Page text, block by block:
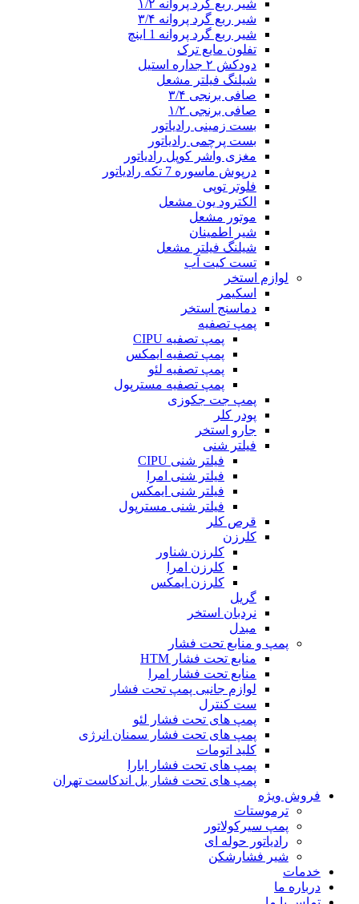
شیر ربع گرد پروانه ۱/۲
شیر ربع گرد پروانه ۳/۴
شیر ربع گرد پروانه 1 اینچ
تفلون مایع ترک
دودکش ۲ جداره استیل
شیلنگ فیلتر مشعل
صافی برنجی ۳/۴
صافی برنجی ۱/۲
بست زمینی رادیاتور
بست پرچمی رادیاتور
مغزی واشر کوپل رادیاتور
درپوش ماسوره 7 تکه رادیاتور
فلوتر توپی
الکترود یون مشعل
موتور مشعل
شیر اطمینان
شیلنگ فیلتر مشعل
تست کیت آب
لوازم استخر
اسکیمر
دماسنج استخر
پمپ تصفیه
پمپ تصفیه CIPU
پمپ تصفیه ایمکس
پمپ تصفیه لئو
پمپ تصفیه مسترپول
پمپ جت جکوزی
پودر کلر
جارو استخر
فیلتر شنی
فیلتر شنی CIPU
فیلتر شنی امرا
فیلتر شنی ایمکس
فیلتر شنی مسترپول
قرص کلر
کلرزن
کلرزن شناور
کلرزن امرا
کلرزن ایمکس
گریل
نردبان استخر
مبدل
پمپ و منابع تحت فشار
منابع تحت فشار HTM‎
منابع تحت فشار امرا
لوازم جانبی پمپ تحت فشار
ست کنترل
پمپ های تحت فشار لئو
پمپ های تحت فشار سمنان انرژی
کلید اتومات
پمپ های تحت فشار ابارا
پمپ های تحت فشار بل اندکاست تهران
فروش ویژه
ترموستات
پمپ سیرکولاتور
رادیاتور حوله ای
شیر فشارشکن
خدمات
درباره ما